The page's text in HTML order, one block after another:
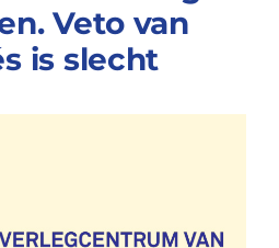
Veto van
is slecht